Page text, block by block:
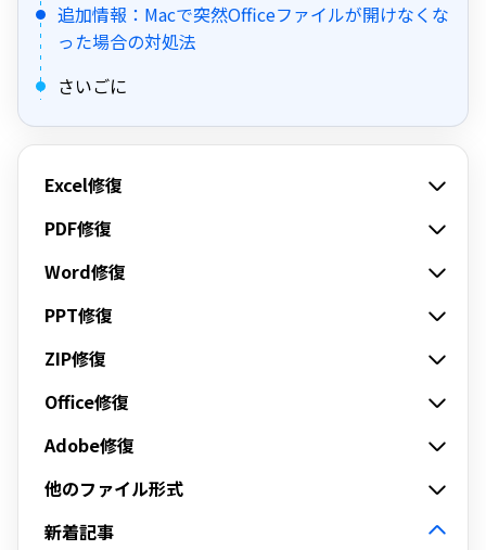
追加情報：Macで突然Officeファイルが開けなくな
った場合の対処法
さいごに
Excel修復
PDF修復
Word修復
PPT修復
ZIP修復
Office修復
Adobe修復
他のファイル形式
新着記事